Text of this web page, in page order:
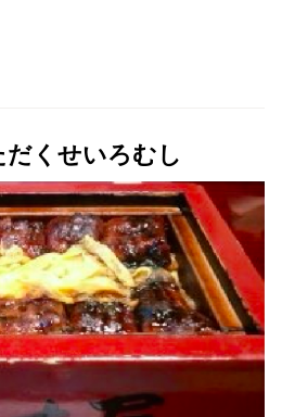
だくせいろむし